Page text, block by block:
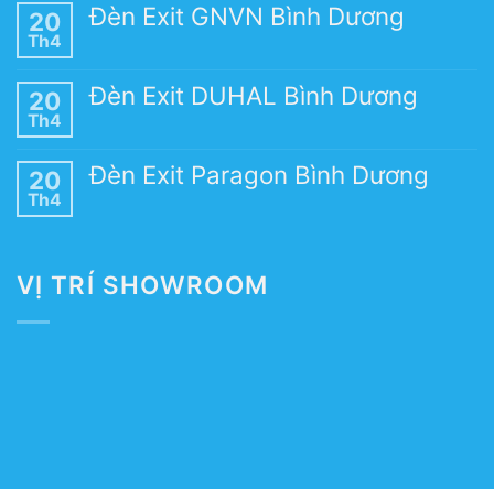
20
Th4
Đèn Exit GNVN Bình Dương
20
Th4
Đèn Exit DUHAL Bình Dương
20
Th4
Đèn Exit Paragon Bình Dương
VỊ TRÍ SHOWROOM